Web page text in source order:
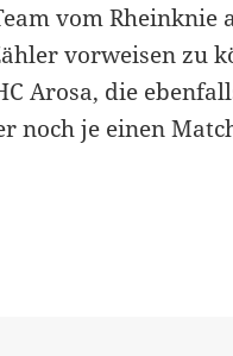
vom Rheinknie
vorweisen zu
Arosa, die
noch je einen
EHC Basel mit